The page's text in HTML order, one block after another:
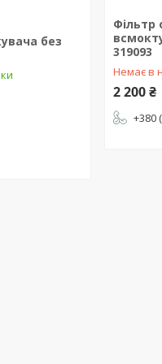
без
Фільтр
319093
Немає в
2 200 ₴
+380